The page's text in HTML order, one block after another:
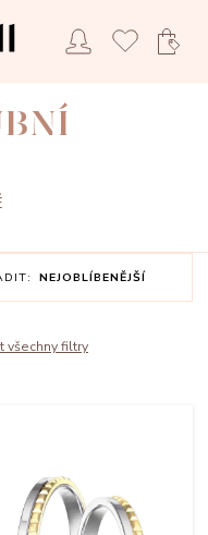
NEJOBLÍBENĚJŠÍ
všechny filtry